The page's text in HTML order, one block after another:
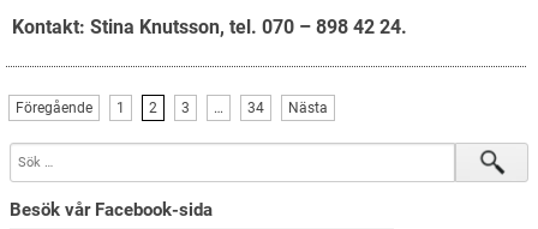
Kontakt: Stina Knutsson, tel. 070 – 898 42 24.
Föregående 1 2 3 … 34 Nästa
Besök vår Facebook-sida